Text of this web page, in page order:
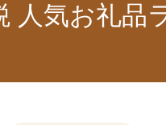
人気お礼品